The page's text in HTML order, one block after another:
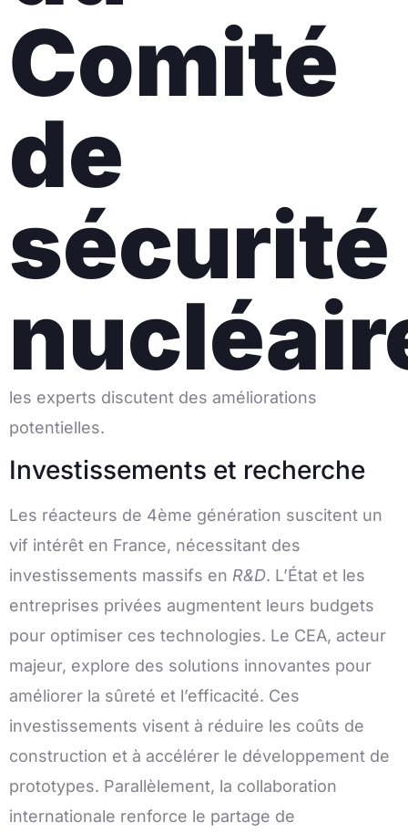
Comité
de
sécurité
les experts discutent des améliorations
potentielles.
Investissements et recherche
Les réacteurs de 4ème génération suscitent un
vif intérêt en France, nécessitant des
investissements massifs en R&D. L’État et les
entreprises privées augmentent leurs budgets
pour optimiser ces technologies. Le CEA, acteur
majeur, explore des solutions innovantes pour
améliorer la sûreté et l’efficacité. Ces
investissements visent à réduire les coûts de
construction et à accélérer le développement de
prototypes. Parallèlement, la collaboration
internationale renforce le partage de